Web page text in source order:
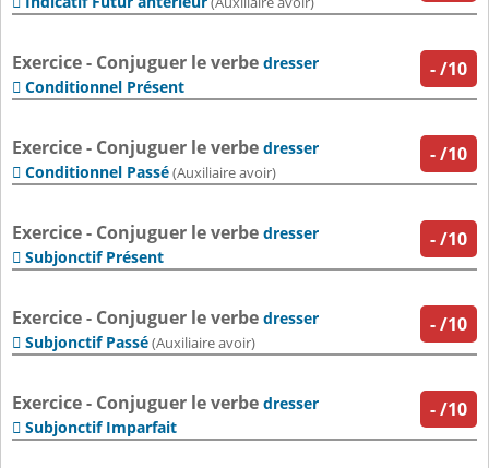
-/10
Exercice - Conjuguer le verbe dresser
 Conditionnel Présent
-/10
Exercice - Conjuguer le verbe dresser
 Conditionnel Passé(Auxiliaire avoir)
-/10
Exercice - Conjuguer le verbe dresser
 Subjonctif Présent
-/10
Exercice - Conjuguer le verbe dresser
 Subjonctif Passé(Auxiliaire avoir)
-/10
Exercice - Conjuguer le verbe dresser
 Subjonctif Imparfait